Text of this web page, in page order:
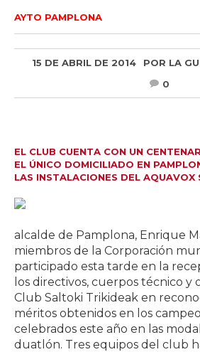
AYTO PAMPLONA
15 DE ABRIL DE 2014 POR LA
0
EL CLUB CUENTA CON UN
EL ÚNICO DOMICILIADO EN
LAS INSTALACIONES DEL AQUAVOX
alcalde de Pamplona, Enrique
miembros de la Corporación
participado esta tarde en la
los directivos, cuerpos técnico y
Club Saltoki Trikideak en
méritos obtenidos en los
celebrados este año en las
duatlón. Tres equipos del club